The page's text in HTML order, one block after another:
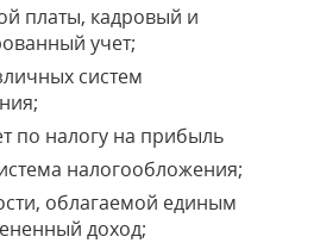
платы, кадровый и
учет;
систем
по налогу на прибыль
налогообложения;
облагаемой единым
доход;